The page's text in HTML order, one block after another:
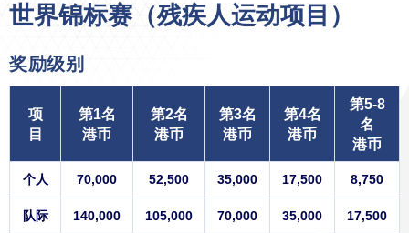
世界锦标赛（残疾人运动项目）
奖励级别
项
目
第1名
港币
第2名
港币
第3名
港币
第4名
港币
第5-8
名
港币
个人 70,000 52,500 35,000 17,500 8,750
队际 140,000 105,000 70,000 35,000 17,500